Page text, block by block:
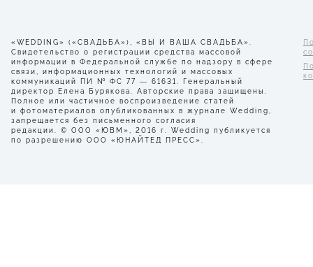
«WEDDING» («СВАДЬБА»), «ВЫ И ВАША СВАДЬБА».
Свидетельство о регистрации средства массовой
информации в Федеральной службе по надзору в сфере
связи, информационных технологий и массовых
коммуникаций ПИ № ФС 77 — 61631. Генеральный
директор Елена Бурякова. Авторские права защищены.
Полное или частичное воспроизведение статей
и фотоматериалов опубликованных в журнале Wedding,
запрещается без письменного согласия
редакции. © ООО «ЮВМ», 2016 г. Wedding публикуется
по разрешению ООО «ЮНАЙТЕД ПРЕСС».